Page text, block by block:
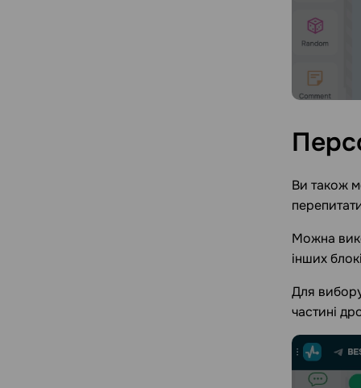
Ви також
Можна
інших
Для
частині